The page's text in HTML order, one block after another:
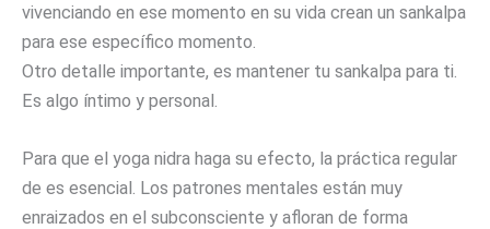
vivenciando en ese momento en su vida crean un sankalpa
para ese específico momento.
Otro detalle importante, es mantener tu sankalpa para ti.
Es algo íntimo y personal.
Para que el yoga nidra haga su efecto, la práctica regular
de es esencial. Los patrones mentales están muy
enraizados en el subconsciente y afloran de forma